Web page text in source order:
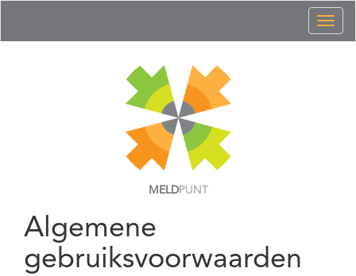
MELDPUNT
Algemene
gebruiksvoorwaarden